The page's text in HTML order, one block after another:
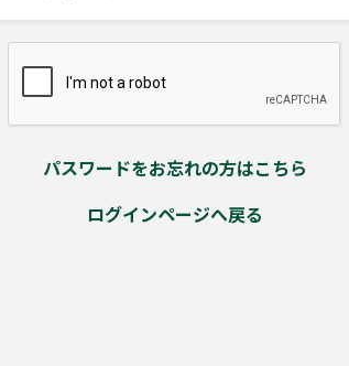
パスワードをお忘れの方はこちら
ログインページへ戻る